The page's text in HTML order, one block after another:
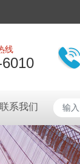
线
联系我们